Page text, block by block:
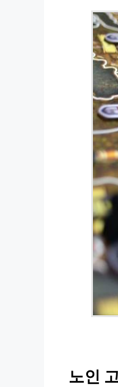
노인